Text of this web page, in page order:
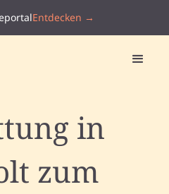
Entdecken →
in
zum